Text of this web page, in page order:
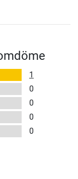
1
0
0
0
0